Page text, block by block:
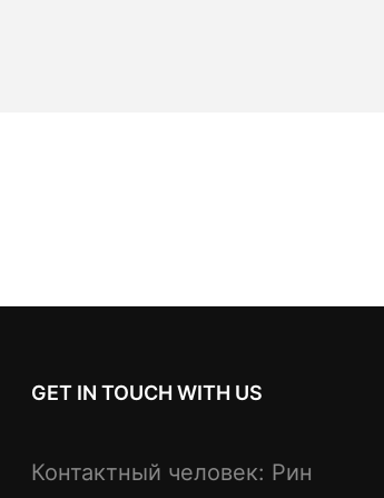
GET IN TOUCH WITH US
Контактный человек: Рин